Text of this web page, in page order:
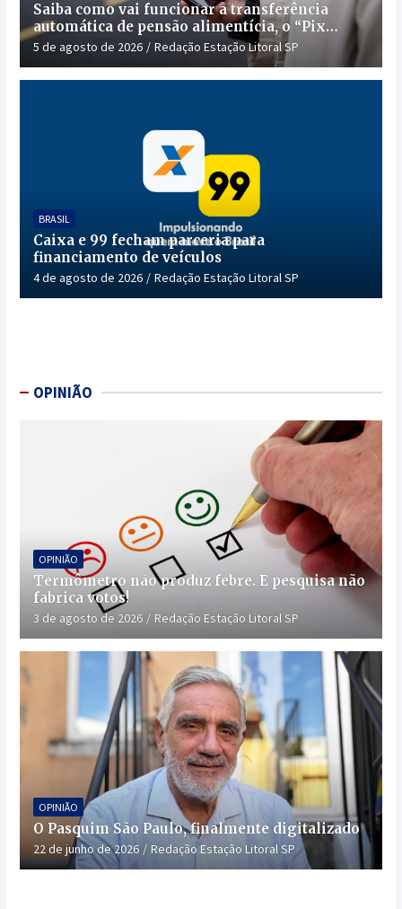
Saiba como vai funcionar a transferência
automática de pensão alimentícia, o “Pix
Pensão”
5 de agosto de 2026 Redação Estação Litoral SP
BRASIL
Caixa e 99 fecham parceria para
financiamento de veículos
4 de agosto de 2026 Redação Estação Litoral SP
OPINIÃO
OPINIÃO
Termômetro não produz febre. E pesquisa não
fabrica votos!
3 de agosto de 2026 Redação Estação Litoral SP
OPINIÃO
O Pasquim São Paulo, finalmente digitalizado
22 de junho de 2026 Redação Estação Litoral SP